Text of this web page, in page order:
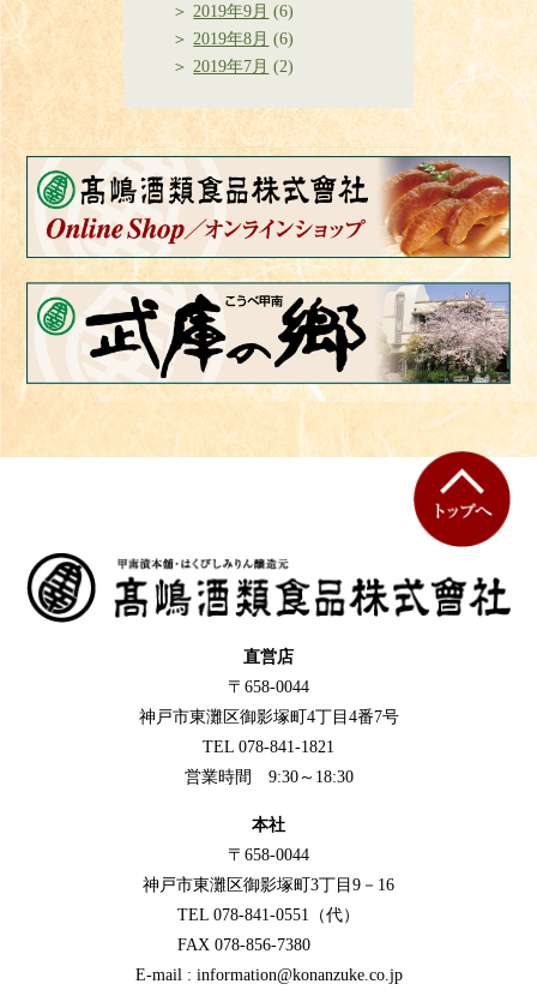
2019年9月 (6)
2019年8月 (6)
2019年7月 (2)
直営店
〒658-0044
神戸市東灘区御影塚町4丁目4番7号
TEL 078-841-1821
営業時間 9:30～18:30
本社
〒658-0044
神戸市東灘区御影塚町3丁目9－16
TEL 078-841-0551（代）
FAX 078-856-7380
E-mail : information@konanzuke.co.jp